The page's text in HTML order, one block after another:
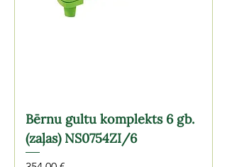
Bērnu gultu komplekts 6 gb.
(zaļas) NS0754ZI/6